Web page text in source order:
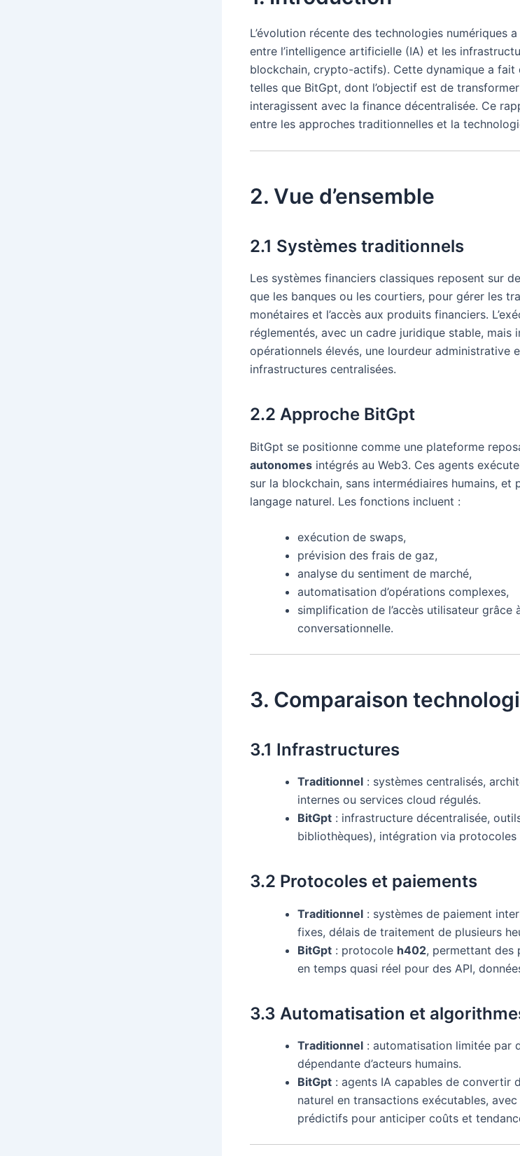
L’évolution récente des technologies numériques
entre l’intelligence artificielle (IA) et les
blockchain, crypto-actifs). Cette dynamique a fait
telles que BitGpt, dont l’objectif est de
interagissent avec la finance décentralisée. Ce
entre les approches traditionnelles et la
2. Vue d’ensemble
2.1 Systèmes traditionnels
Les systèmes financiers classiques reposent sur
que les banques ou les courtiers, pour gérer les
monétaires et l’accès aux produits financiers.
réglementés, avec un cadre juridique stable, mais
opérationnels élevés, une lourdeur administrative
infrastructures centralisées.
2.2 Approche BitGpt
BitGpt se positionne comme une plateforme
autonomes intégrés au Web3. Ces agents
sur la blockchain, sans intermédiaires humains,
langage naturel. Les fonctions incluent :
exécution de swaps,
prévision des frais de gaz,
analyse du sentiment de marché,
automatisation d’opérations complexes,
simplification de l’accès utilisateur grâce
conversationnelle.
3. Comparaison
3.1 Infrastructures
Traditionnel : systèmes centralisés,
internes ou services cloud régulés.
BitGpt : infrastructure décentralisée,
bibliothèques), intégration via protocoles
3.2 Protocoles et paiements
Traditionnel : systèmes de paiement
fixes, délais de traitement de plusieurs
BitGpt : protocole h402, permettant des
en temps quasi réel pour des API,
3.3 Automatisation et
Traditionnel : automatisation limitée par
dépendante d’acteurs humains.
BitGpt : agents IA capables de convertir
naturel en transactions exécutables,
prédictifs pour anticiper coûts et